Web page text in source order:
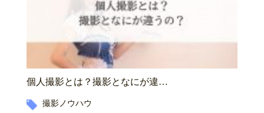
個人撮影とは？撮影となにが違…
撮影ノウハウ